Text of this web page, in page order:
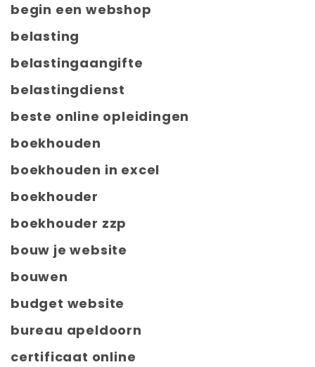
begin een webshop
belasting
belastingaangifte
belastingdienst
beste online opleidingen
boekhouden
boekhouden in excel
boekhouder
boekhouder zzp
bouw je website
bouwen
budget website
bureau apeldoorn
certificaat online